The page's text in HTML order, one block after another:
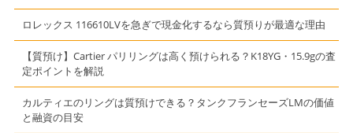
ロレックス 116610LVを急ぎで現金化するなら質預りが最適な理由
【質預け】Cartier パリリングは高く預けられる？K18YG・15.9gの査
定ポイントを解説
カルティエのリングは質預けできる？タンクフランセーズLMの価値
と融資の目安